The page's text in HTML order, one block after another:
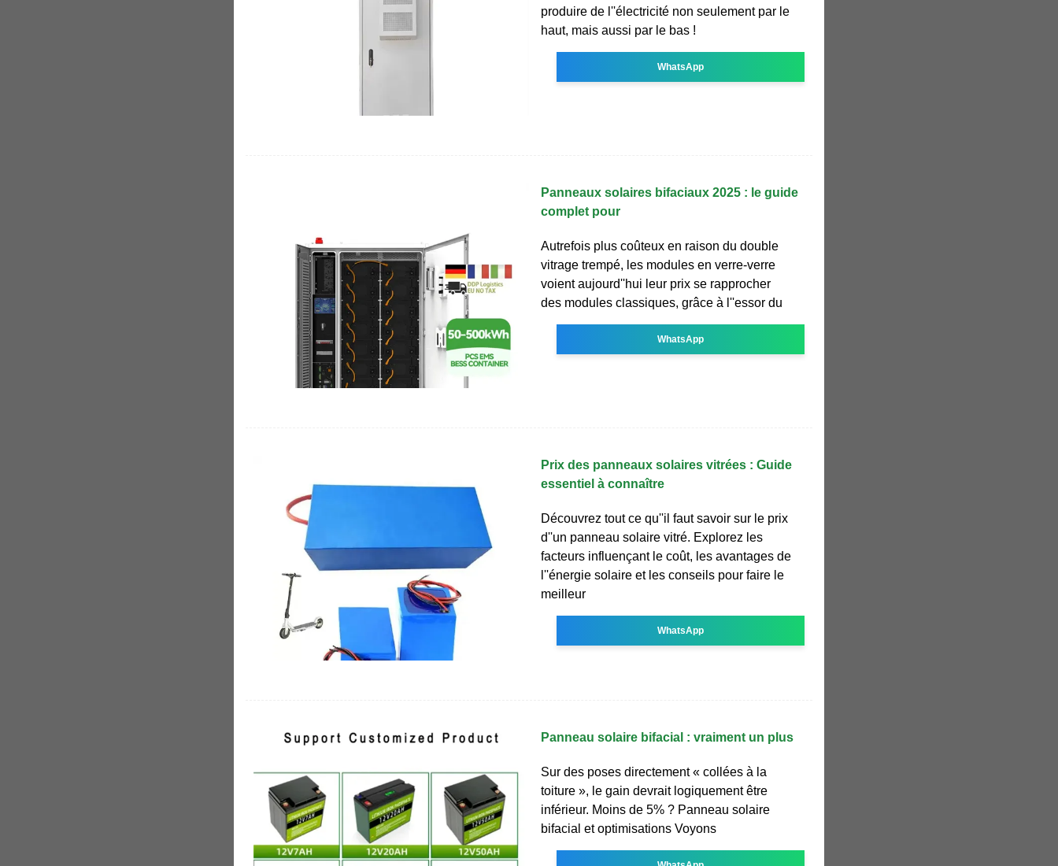
produire de l''électricité non seulement par le
haut, mais aussi par le bas !
WhatsApp
Panneaux solaires bifaciaux 2025 : le guide
complet pour
Autrefois plus coûteux en raison du double
vitrage trempé, les modules en verre-verre
voient aujourd''hui leur prix se rapprocher
des modules classiques, grâce à l''essor du
WhatsApp
Prix des panneaux solaires vitrées : Guide
essentiel à connaître
Découvrez tout ce qu''il faut savoir sur le prix
d''un panneau solaire vitré. Explorez les
facteurs influençant le coût, les avantages de
l''énergie solaire et les conseils pour faire le
meilleur
WhatsApp
Panneau solaire bifacial : vraiment un plus
Sur des poses directement « collées à la
toiture », le gain devrait logiquement être
inférieur. Moins de 5% ? Panneau solaire
bifacial et optimisations Voyons